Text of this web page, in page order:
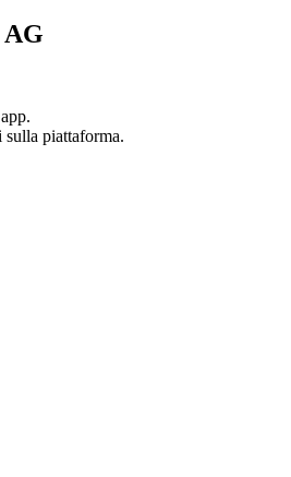
AG
piattaforma.